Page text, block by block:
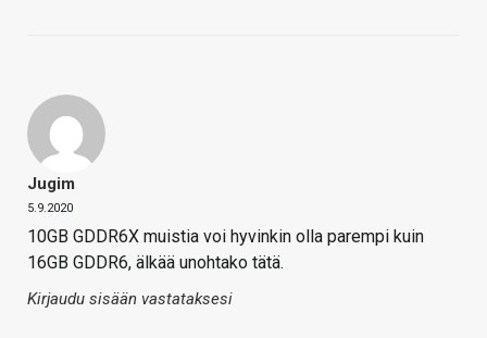
Jugim
5.9.2020
10GB GDDR6X muistia voi hyvinkin olla parempi kuin
16GB GDDR6, älkää unohtako tätä.
Kirjaudu sisään vastataksesi